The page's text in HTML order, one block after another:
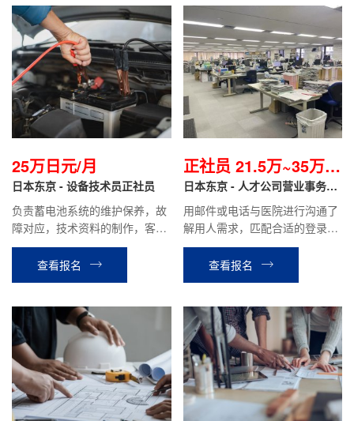
25万日元/月
日本东京 - 设备技术员正社员
负责蓄电池系统的维护保养，故
障对应，技术资料的制作，客户
对应等工作。
查看报名
正社员 21.5万~35万日
元起/月
日本东京 - 人才公司营业事务岗
用邮件或电话与医院进行沟通了
解用人需求，匹配合适的登录人
才，并进行介绍，协助人才面试
等公司安排的工作。
查看报名